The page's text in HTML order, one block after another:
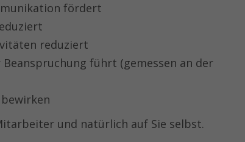
fördert
reduziert
Beanspruchung führt (gemessen an der
und natürlich auf Sie selbst.